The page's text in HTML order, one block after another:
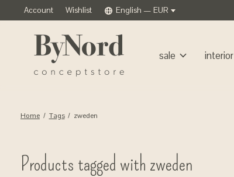
Account Wishlist English — EUR
sale interior
Home / Tags / zweden
Products tagged with zweden